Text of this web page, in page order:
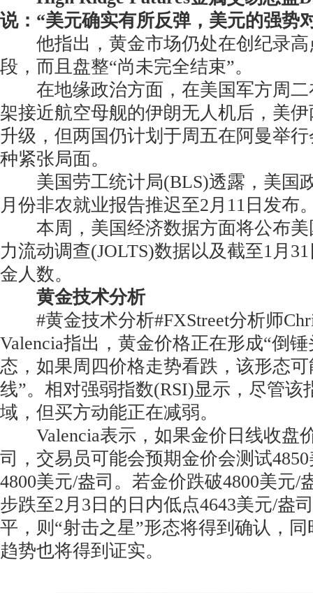
说：“美元确实有所反弹，美元的强势
他指出，黄金市场仍处在创纪录高
段，而且盘整“尚未完全结束”。
在地缘政治方面，在美国军方周二
架接近航空母舰的伊朗无人机后，美
升级，但两国仍计划于周五在阿曼举
种紧张局面。
美国劳工统计局(BLS)透露，美国
月份非农就业报告推迟至2月11日发布
本周，美国经济数据方面将公布美
力流动调查(JOLTS)数据以及截至1月
金人数。
黄金技术分析
#黄金技术分析#FXStreet分析师
Valencia指出，黄金价格正在形成“倒
态，如果周四价格走势看跌，该形态
线”。相对强弱指数(RSI)显示，尽管该
域，但买方动能正在减弱。
Valencia表示，如果金价日线收盘
司，交易员可能会预期金价会测试
4800美元/盎司。若金价跌破4800美元/
步跌至2月3日的日内低点4643美元/盎
平，则“射击之星”形态将得到确认，
趋势也将得到证实。